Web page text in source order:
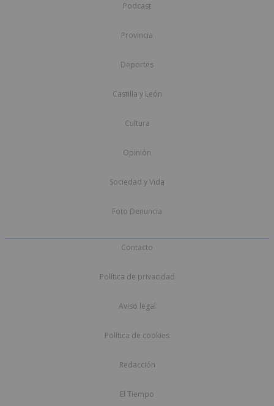
Podcast
Provincia
Deportes
Castilla y León
Cultura
Opinión
Sociedad y Vida
Foto Denuncia
Contacto
Política de privacidad
Aviso legal
Política de cookies
Redacción
El Tiempo